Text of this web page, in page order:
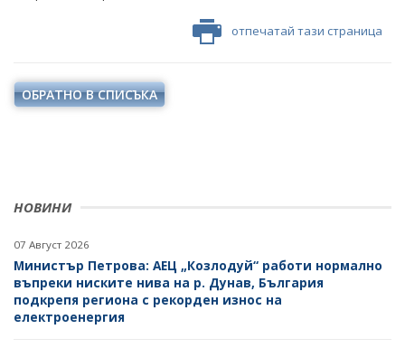
НОВИНИ
07 Август 2026
Министър Петрова: АЕЦ „Козлодуй“ работи нормално
въпреки ниските нива на р. Дунав, България
подкрепя региона с рекорден износ на
електроенергия
отпечатай тази страница
ОБРАТНО В СПИСЪКА